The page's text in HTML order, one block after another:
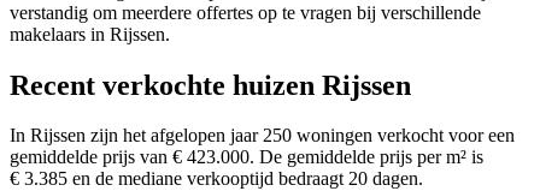
verstandig om meerdere offertes op te vragen bij verschillende
makelaars in Rijssen.
Recent verkochte huizen Rijssen
In Rijssen zijn het afgelopen jaar 250 woningen verkocht voor een
gemiddelde prijs van € 423.000. De gemiddelde prijs per m² is
€ 3.385 en de mediane verkooptijd bedraagt 20 dagen.